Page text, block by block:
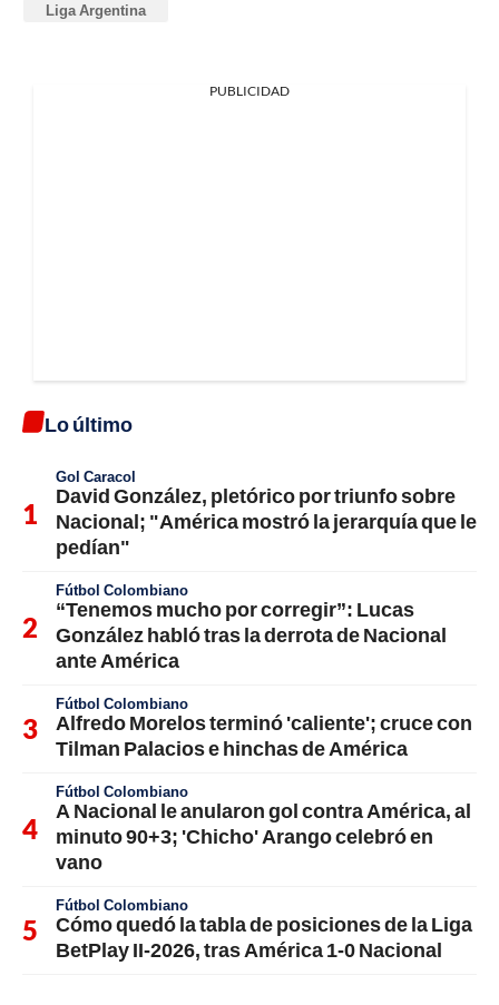
Liga Argentina
PUBLICIDAD
Lo último
Gol Caracol
David González, pletórico por triunfo sobre
Nacional; "América mostró la jerarquía que le
pedían"
Fútbol Colombiano
“Tenemos mucho por corregir”: Lucas
González habló tras la derrota de Nacional
ante América
Fútbol Colombiano
Alfredo Morelos terminó 'caliente'; cruce con
Tilman Palacios e hinchas de América
Fútbol Colombiano
A Nacional le anularon gol contra América, al
minuto 90+3; 'Chicho' Arango celebró en
vano
Fútbol Colombiano
Cómo quedó la tabla de posiciones de la Liga
BetPlay II-2026, tras América 1-0 Nacional